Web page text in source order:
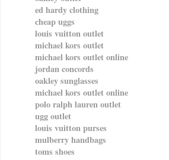
ed hardy clothing
cheap uggs
louis vuitton outlet
michael kors outlet
michael kors outlet online
jordan concords
oakley sunglasses
michael kors outlet online
polo ralph lauren outlet
ugg outlet
louis vuitton purses
mulberry handbags
toms shoes